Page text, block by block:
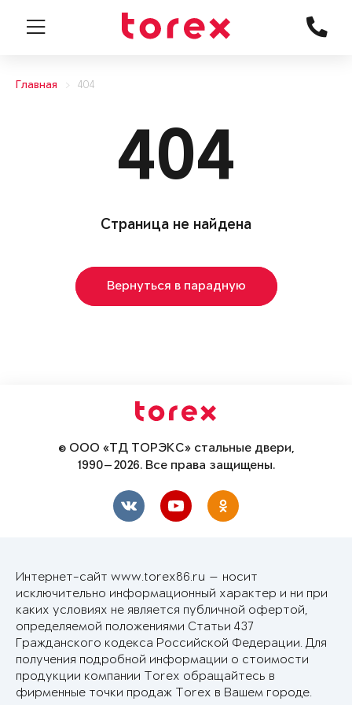
Главная 404
404
Страница не найдена
Вернуться в парадную
© ООО «ТД ТОРЭКС» стальные двери,
1990—2026. Все права защищены.
Интернет-сайт www.torex86.ru — носит
исключительно информационный характер и ни при
каких условиях не является публичной офертой,
определяемой положениями Статьи 437
Гражданского кодекса Российской Федерации. Для
получения подробной информации о стоимости
продукции компании Torex обращайтесь в
фирменные точки продаж Torex в Вашем городе.